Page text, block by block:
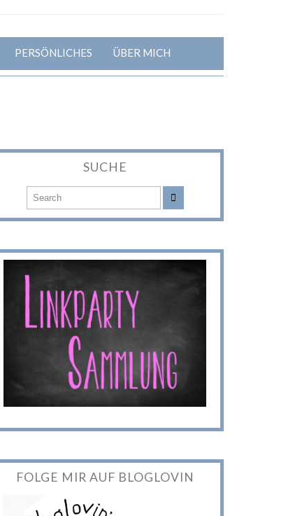
PERSÖNLICHES ÜBER MICH
SUCHE
FOLGE MIR AUF BLOGLOVIN